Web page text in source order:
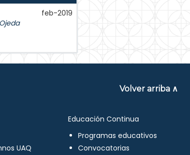
feb-2019
Volver arriba ∧
UAQ
Educación Continua
Programas educativos
Convocatorias